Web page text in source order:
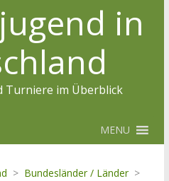
in
Turniere im Überblick
MENU
> Bundesländer / Länder >